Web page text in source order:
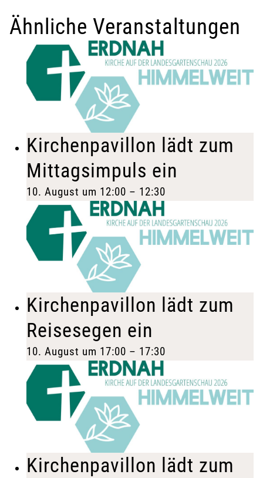
Ähnliche Veranstaltungen
Kirchenpavillon lädt zum
Mittagsimpuls ein
10. August um 12:00 – 12:30
Kirchenpavillon lädt zum
Reisesegen ein
10. August um 17:00 – 17:30
Kirchenpavillon lädt zum